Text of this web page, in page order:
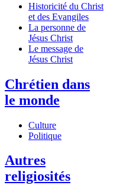
Historicité du Christ
et des Evangiles
La personne de
Jésus Christ
Le message de
Jésus Christ
Chrétien dans
le monde
Culture
Politique
Autres
religiosités